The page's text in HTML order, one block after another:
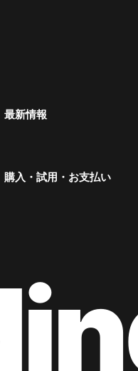
最新情報
購入・試用・お支払い